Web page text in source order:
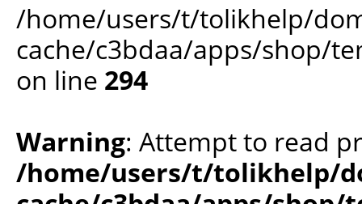
/home/users/t/tolikhelp/
cache/c3bdaa/apps/shop/
on line 294
Warning: Attempt to read
/home/users/t/tolikhelp/